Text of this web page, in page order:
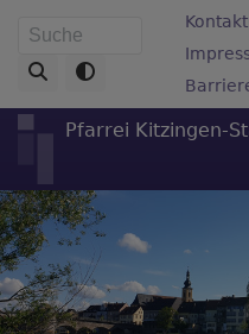
zum
Inhalt
Suche
Kontakt
Pfarrei Kitzingen-